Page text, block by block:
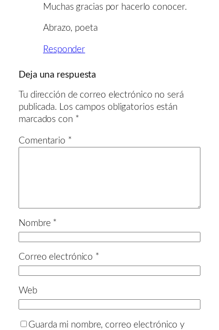
Muchas gracias por hacerlo conocer.
Abrazo, poeta
Responder
Deja una respuesta
Tu dirección de correo electrónico no será
publicada. Los campos obligatorios están
marcados con *
Comentario *
Nombre *
Correo electrónico *
Web
Guarda mi nombre, correo electrónico y